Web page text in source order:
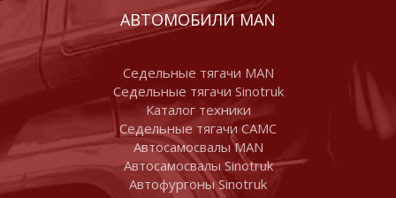
АВТОМОБИЛИ MAN
Седельные тягачи MAN
Седельные тягачи Sinotruk
Каталог техники
Седельные тягачи CAMC
Автосамосвалы MAN
Автосамосвалы Sinotruk
Автофургоны Sinotruk